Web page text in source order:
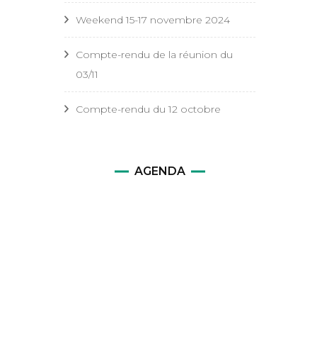
Weekend 15-17 novembre 2024
Compte-rendu de la réunion du
03/11
Compte-rendu du 12 octobre
AGENDA